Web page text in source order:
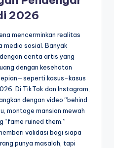
2026
mencerminkan realitas
media sosial. Banyak
cerita artis yang
dengan kesehatan
kasus-kasus
Di TikTok dan Instagram,
dengan video “behind
montage mansion mewah
“fame ruined them.”
validasi bagi siapa
punya masalah, tapi